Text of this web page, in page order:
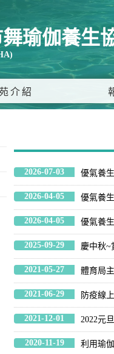
瑜伽養生
介紹
2026-07-03 優氣養
2026-04-05 優氣養
2026-04-05 優氣養
2025-09-29 慶中秋~
2021-05-27 體育局
2021-06-29 防疫線
2021-12-01 2022元
2020-11-19 利用瑜